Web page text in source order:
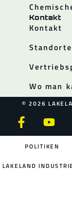
Kontakt
Kontakt
Standorte
Wo man
© 2026
POLITIKEN
LAKELAND